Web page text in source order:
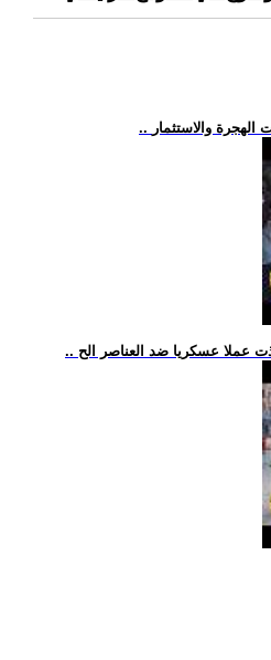
والاستثمار
عملا عسكريا ضد العناصر الح